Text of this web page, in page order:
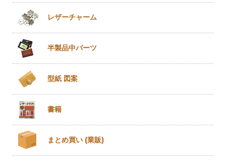
レザーチャーム
半製品中パーツ
型紙 図案
書籍
まとめ買い (業販)